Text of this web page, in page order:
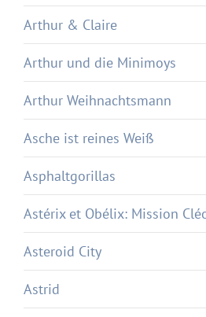
Arthur & Claire
Arthur und die Minimoys
Arthur Weihnachtsmann
Asche ist reines Weiß
Asphaltgorillas
Astérix et Obélix: Mission
Asteroid City
Astrid